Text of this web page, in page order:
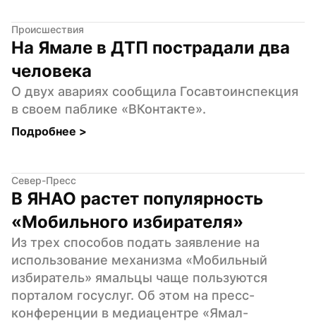
Происшествия
На Ямале в ДТП пострадали два
человека
О двух авариях сообщила Госавтоинспекция
в своем паблике «ВКонтакте».
Подробнее >
Север-Пресс
В ЯНАО растет популярность
«Мобильного избирателя»
Из трех способов подать заявление на
использование механизма «Мобильный
избиратель» ямальцы чаще пользуются
порталом госуслуг. Об этом на пресс-
конференции в медиацентре «Ямал-